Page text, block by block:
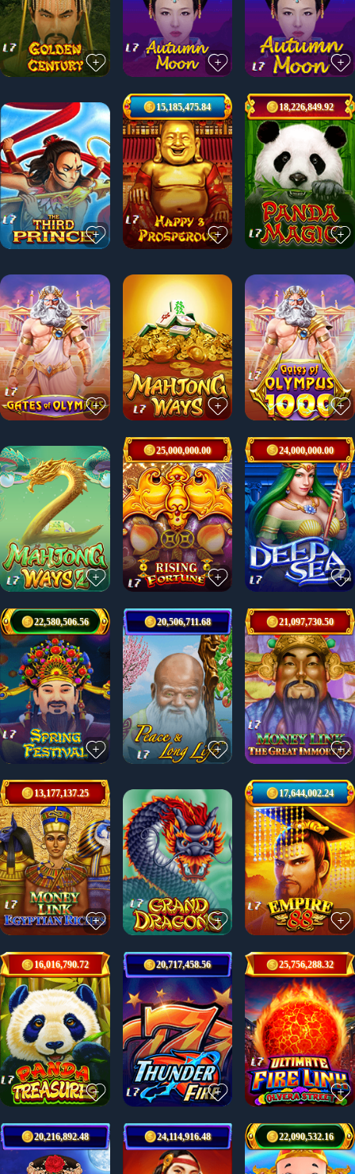
15,185,475.84 18,226,849.92
25,000,000.00 24,000,000.00
22,580,506.56 20,506,711.68 21,097,730.50
13,177,137.25 17,644,002.24
16,016,790.72 20,717,458.56 25,756,288.32
20,216,892.48 24,114,916.48 22,090,532.16